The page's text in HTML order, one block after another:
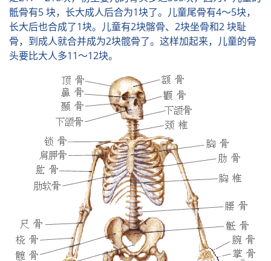
骶骨有5 块，长大成人后合为1块了。儿童尾骨有4～5块，
长大后也合成了1块。儿童有2块髂骨、2块坐骨和2 块耻
骨，到成人就合并成为2块髋骨了。这样加起来，儿童的骨
头要比大人多11～12块。